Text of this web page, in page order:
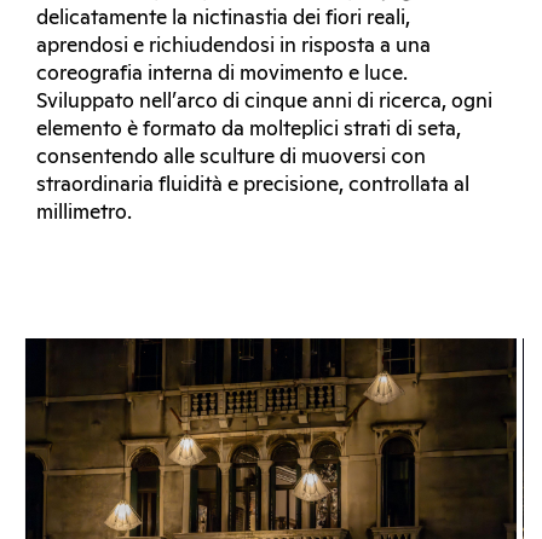
delicatamente la nictinastia dei fiori reali,
aprendosi e richiudendosi in risposta a una
coreografia interna di movimento e luce.
Sviluppato nell’arco di cinque anni di ricerca, ogni
elemento è formato da molteplici strati di seta,
consentendo alle sculture di muoversi con
straordinaria fluidità e precisione, controllata al
millimetro.